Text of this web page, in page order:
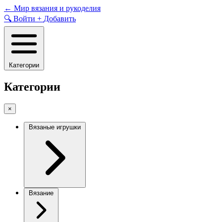
Skip
to
content
← Мир вязания и рукоделия
🔍 Войти + Добавить
Категории
Категории
×
Вязаные игрушки
Вязание